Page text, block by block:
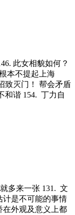
此女相貌如何？
本不提起上海
致灭门！ 帮会矛盾
和谐 154. 丁力自
多来一张 131. 文
计是不可能的事情
在外观及意义上都